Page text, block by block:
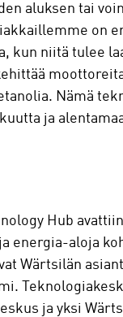
aluksen tai
on
kun niitä tulee
Nämä
ja
Hub
energia-aloja
Wärtsilän
ja yksi